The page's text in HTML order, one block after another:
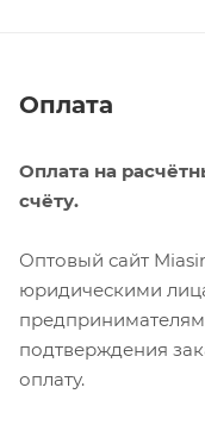
Оплата
Оплата на
счёту.
Оптовый сайт
юридическими
подтверждения
оплату.